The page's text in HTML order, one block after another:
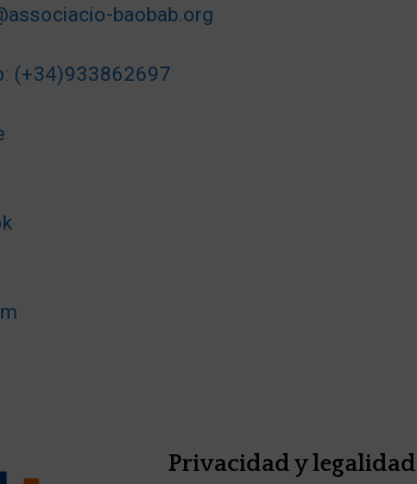
baobab.org
(+34)933862697
Privacidad y legalidad